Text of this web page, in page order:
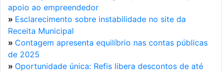
apoio ao empreendedor
» Esclarecimento sobre instabilidade no site da
Receita Municipal
» Contagem apresenta equilíbrio nas contas públicas
de 2025
» Oportunidade única: Refis libera descontos de até